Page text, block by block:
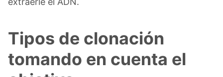
Tipos de clonación
tomando en cuenta el